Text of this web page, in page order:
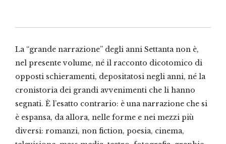
La “grande narrazione” degli anni Settanta non è,
nel presente volume, né il racconto dicotomico di
opposti schieramenti, depositatosi negli anni, né la
cronistoria dei grandi avvenimenti che li hanno
segnati. È l’esatto contrario: è una narrazione che si
è espansa, da allora, nelle forme e nei mezzi più
diversi: romanzi, non fiction, poesia, cinema,